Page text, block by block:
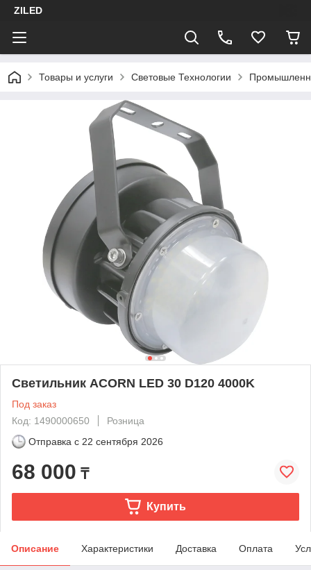
ZILED
Товары и услуги Световые Технологии
Светильник ACORN LED 30 D120 4000K
Под заказ
Код: 1490000650
Розница
Отправка с 22 сентября 2026
68 000 ₸
Купить
Описание Характеристики Доставка Оплата